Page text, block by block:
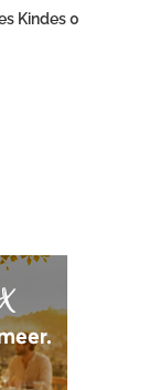
Kindes 0